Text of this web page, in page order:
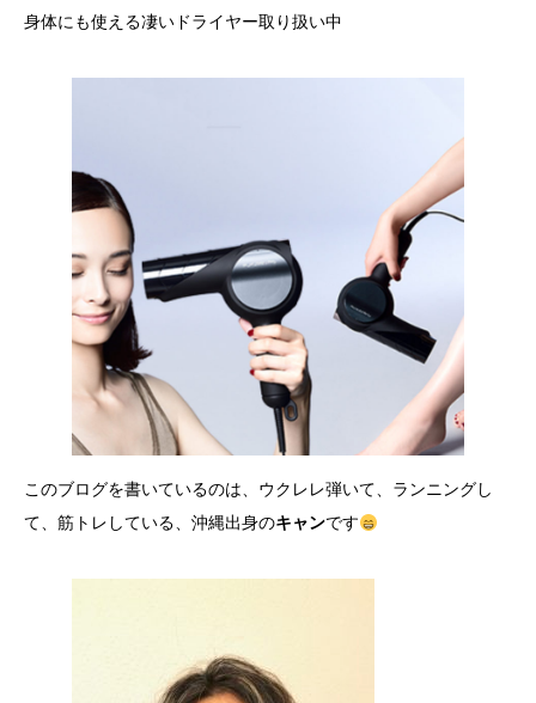
身体にも使える凄いドライヤー取り扱い中
このブログを書いているのは、ウクレレ弾いて、ランニングし
て、筋トレしている、沖縄出身のキャンです